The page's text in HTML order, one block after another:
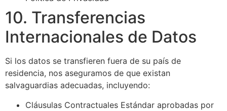
10. Transferencias
Internacionales de Datos
Si los datos se transfieren fuera de su país de
residencia, nos aseguramos de que existan
salvaguardias adecuadas, incluyendo:
Cláusulas Contractuales Estándar aprobadas por